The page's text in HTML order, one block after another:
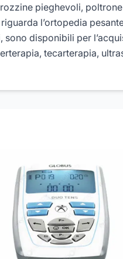
pieghevoli,
l’ortopedia
sono disponibili per
tecarterapia,